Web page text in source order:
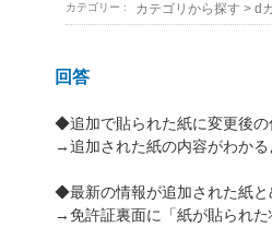
カテゴリー : カテゴリから探す > d
回答
◆追加で貼られた紙に変更後の
→追加された紙の内容がわかる
◆最新の情報が追加された紙と
→免許証裏面に「紙が貼られ